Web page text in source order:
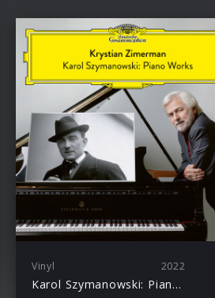
Vinyl 2022
Karol Szymanowski: Piano Works